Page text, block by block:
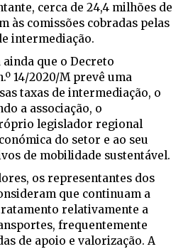
cerca de 24,4 milhões de
às comissões cobradas pelas
intermediação.
que o Decreto
14/2020/M prevê uma
taxas de intermediação, o
a associação, o
legislador regional
do setor e ao seu
de mobilidade sustentável.
os representantes dos
que continuam a
relativamente a
frequentemente
de apoio e valorização. A